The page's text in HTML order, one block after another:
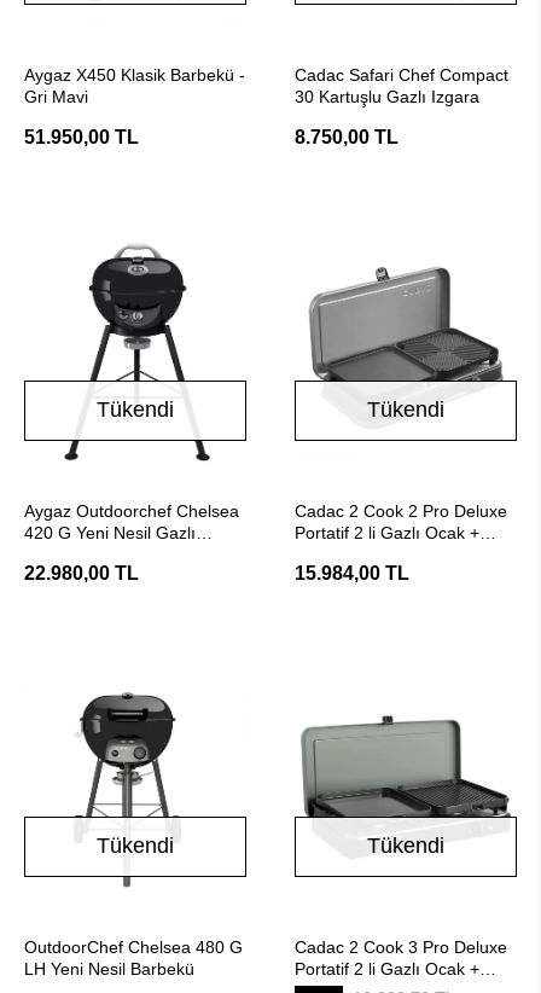
Aygaz X450 Klasik Barbekü -
Gri Mavi
51.950,00 TL
Cadac Safari Chef Compact
30 Kartuşlu Gazlı Izgara
8.750,00 TL
Tükendi
Aygaz Outdoorchef Chelsea
420 G Yeni Nesil Gazlı
22.980,00 TL
Tükendi
Cadac 2 Cook 2 Pro Deluxe
Portatif 2 li Gazlı Ocak +
15.984,00 TL
Tükendi
OutdoorChef Chelsea 480 G
LH Yeni Nesil Barbekü
Tükendi
Cadac 2 Cook 3 Pro Deluxe
Portatif 2 li Gazlı Ocak +